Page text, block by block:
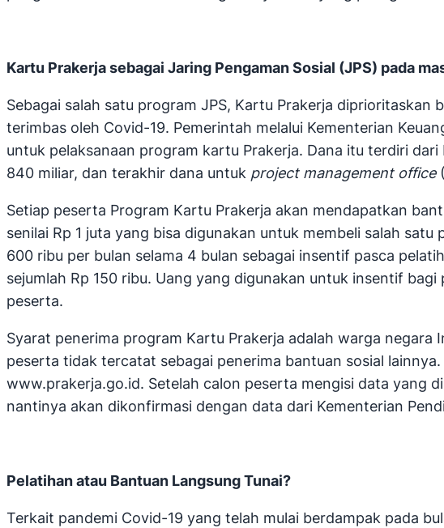
Kartu Prakerja sebagai Jaring Pengaman Sosial (JPS) pada
Sebagai salah satu program JPS, Kartu Prakerja
terimbas oleh Covid-19. Pemerintah melalui Kementerian
untuk pelaksanaan program kartu Prakerja. Dana itu terdiri
840 miliar, dan terakhir dana untuk project management office
Setiap peserta Program Kartu Prakerja akan mendapatkan
senilai Rp 1 juta yang bisa digunakan untuk membeli salah satu
600 ribu per bulan selama 4 bulan sebagai insentif pasca
sejumlah Rp 150 ribu. Uang yang digunakan untuk insentif
peserta.
Syarat penerima program Kartu Prakerja adalah warga
peserta tidak tercatat sebagai penerima bantuan sosial
www.prakerja.go.id. Setelah calon peserta mengisi data yang
nantinya akan dikonfirmasi dengan data dari Kementerian
Pelatihan atau Bantuan Langsung Tunai?
Terkait pandemi Covid-19 yang telah mulai berdampak pada